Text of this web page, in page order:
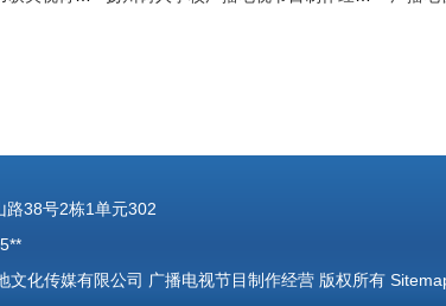
路38号2栋1单元302
文化传媒有限公司 广播电视节目制作经营版权所有